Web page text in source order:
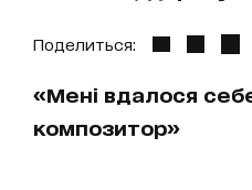
Поделиться:
«Мені вдалося
композитор»